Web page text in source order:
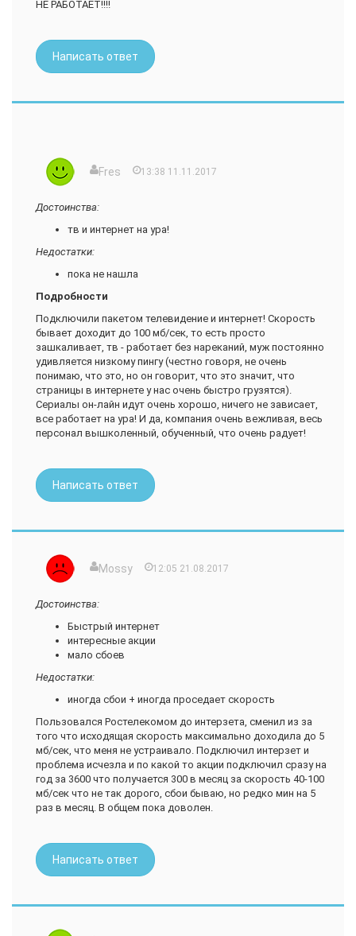
видел. Все работает стабильно, любую проблему готовы
решить оперативно, скорости хватает
НЕ РАБОТАЕТ!!!!
Написать ответ
Fres 13:38 11.11.2017
Достоинства:
тв и интернет на ура!
Недостатки:
пока не нашла
Подробности
Подключили пакетом телевидение и интернет! Скорость
бывает доходит до 100 мб/сек, то есть просто
зашкаливает, тв - работает без нареканий, муж постоянно
удивляется низкому пингу (честно говоря, не очень
понимаю, что это, но он говорит, что это значит, что
страницы в интернете у нас очень быстро грузятся).
Сериалы он-лайн идут очень хорошо, ничего не зависает,
все работает на ура! И да, компания очень вежливая, весь
персонал вышколенный, обученный, что очень радует!
Написать ответ
Mossy 12:05 21.08.2017
Достоинства:
Быстрый интернет
интересные акции
мало сбоев
Недостатки:
иногда сбои + иногда проседает скорость
Пользовался Ростелекомом до интерзета, сменил из за
того что исходящая скорость максимально доходила до 5
мб/сек, что меня не устраивало. Подключил интерзет и
проблема исчезла и по какой то акции подключил сразу на
год за 3600 что получается 300 в месяц за скорость 40-100
мб/сек что не так дорого, сбои бываю, но редко мин на 5
раз в месяц. В общем пока доволен.
Написать ответ